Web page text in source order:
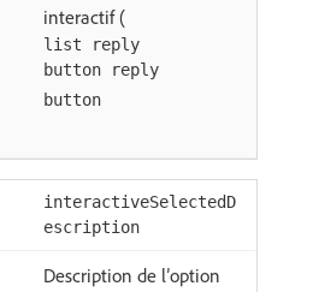
interactif (
list reply
button reply
button
interactiveSelectedD
escription
Description de l’option